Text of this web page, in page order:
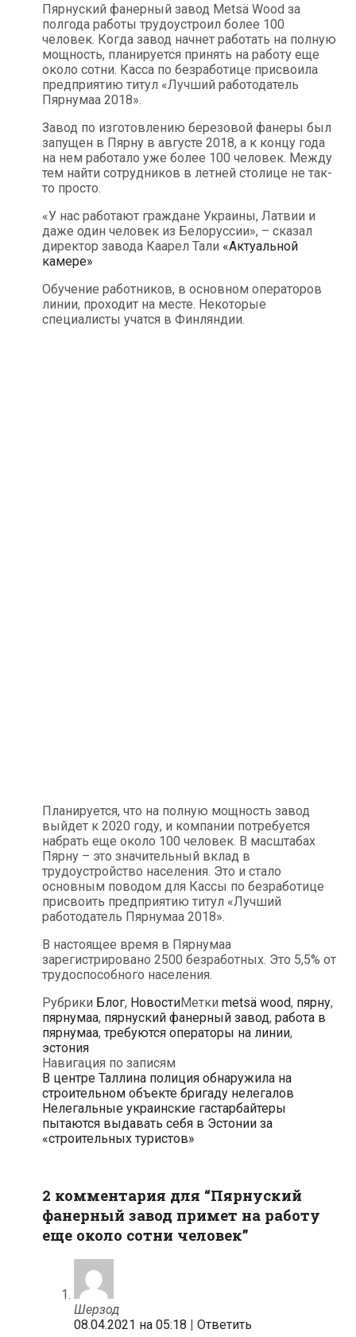
Пярнуский фанерный завод Metsä Wood за
полгода работы трудоустроил более 100
человек. Когда завод начнет работать на полную
мощность, планируется принять на работу еще
около сотни. Касса по безработице присвоила
предприятию титул «Лучший работодатель
Пярнумаа 2018».
Завод по изготовлению березовой фанеры был
запущен в Пярну в августе 2018, а к концу года
на нем работало уже более 100 человек. Между
тем найти сотрудников в летней столице не так-
то просто.
«У нас работают граждане Украины, Латвии и
даже один человек из Белоруссии», – сказал
директор завода Каарел Тали «Актуальной
камере»
Обучение работников, в основном операторов
линии, проходит на месте. Некоторые
специалисты учатся в Финляндии.
Планируется, что на полную мощность завод
выйдет к 2020 году, и компании потребуется
набрать еще около 100 человек. В масштабах
Пярну – это значительный вклад в
трудоустройство населения. Это и стало
основным поводом для Кассы по безработице
присвоить предприятию титул «Лучший
работодатель Пярнумаа 2018».
В настоящее время в Пярнумаа
зарегистрировано 2500 безработных. Это 5,5% от
трудоспособного населения.
Рубрики Блог, НовостиМетки metsä wood, пярну,
пярнумаа, пярнуский фанерный завод, работа в
пярнумаа, требуются операторы на линии,
эстония
Навигация по записям
В центре Таллина полиция обнаружила на
строительном объекте бригаду нелегалов
Нелегальные украинские гастарбайтеры
пытаются выдавать себя в Эстонии за
«строительных туристов»
2 комментария для “Пярнуский
фанерный завод примет на работу
еще около сотни человек”
Шерзод
08.04.2021 на 05:18
Ответить